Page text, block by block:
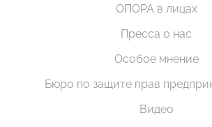
ОПОРА в лицах
Пресса о нас
Особое мнение
Бюро по защите прав
Видео